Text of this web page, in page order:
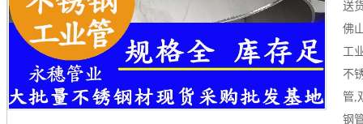
送
佛
工
不
管,
钢